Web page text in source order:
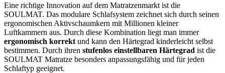
Eine richtige Innovation auf dem Matratzenmarkt ist die
SOULMAT. Das modulare Schlafsystem zeichnet sich durch seinen
ergonomischen Aktivschaumkern mit Millionen kleiner
Luftkammern aus. Durch diese Kombination liegt man immer
ergonomisch korrekt und kann den Härtegrad kinderleicht selbst
bestimmen. Durch ihren stufenlos einstellbaren Härtegrad ist die
SOULMAT Matratze besonders anpassungsfähig und für jeden
Schlaftyp geeignet.